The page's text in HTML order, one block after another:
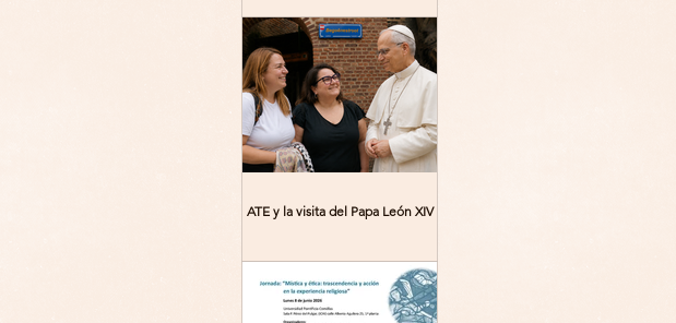
Contemporary Challenges,
Theoretical Reflections
ATE y la visita del Papa León XIV